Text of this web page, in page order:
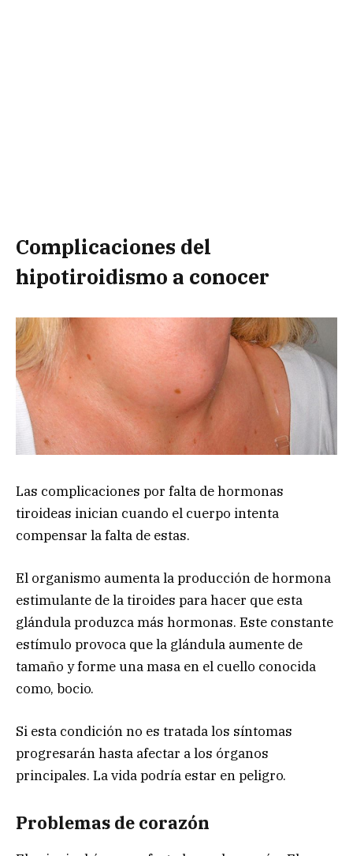
Complicaciones del
hipotiroidismo a conocer
Las complicaciones por falta de hormonas
tiroideas inician cuando el cuerpo intenta
compensar la falta de estas.
El organismo aumenta la producción de hormona
estimulante de la tiroides para hacer que esta
glándula produzca más hormonas. Este constante
estímulo provoca que la glándula aumente de
tamaño y forme una masa en el cuello conocida
como, bocio.
Si esta condición no es tratada los síntomas
progresarán hasta afectar a los órganos
principales. La vida podría estar en peligro.
Problemas de corazón